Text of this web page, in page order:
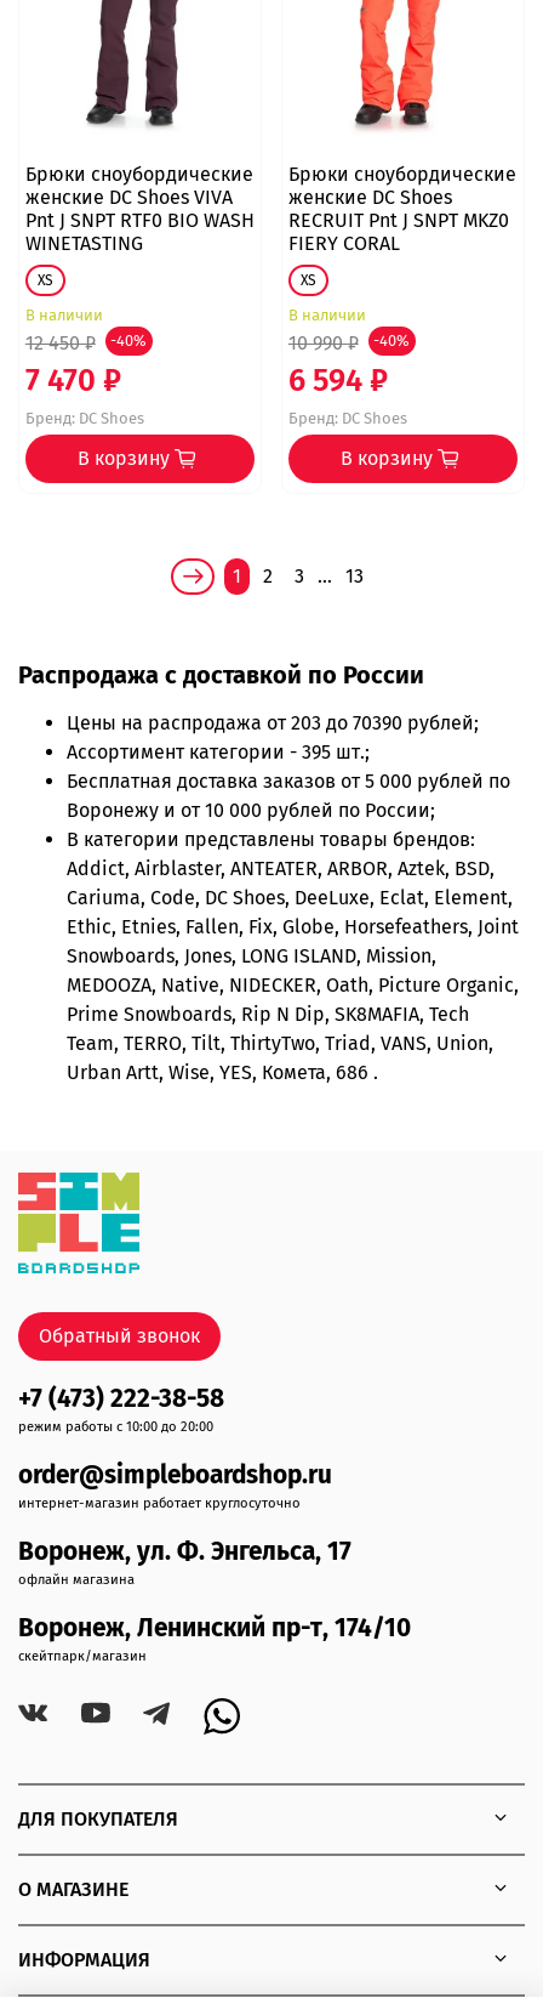
Брюки сноубордические
женские DC Shoes VIVA
Pnt J SNPT RTF0 BIO WASH
WINETASTING
XS
В наличии
12 450 ₽ -40%
7 470 ₽
Бренд:DC Shoes
В корзину
Брюки сноубордические
женские DC Shoes
RECRUIT Pnt J SNPT MKZ0
FIERY CORAL
XS
В наличии
10 990 ₽ -40%
6 594 ₽
Бренд:DC Shoes
В корзину
1 2 3 … 13
Распродажа с доставкой по России
Цены на распродажа от 203 до 70390 рублей;
Ассортимент категории - 395 шт.;
Бесплатная доставка заказов от 5 000 рублей по
Воронежу и от 10 000 рублей по России;
В категории представлены товары брендов:
Addict, Airblaster, ANTEATER, ARBOR, Aztek, BSD,
Cariuma, Code, DC Shoes, DeeLuxe, Eclat, Element,
Ethic, Etnies, Fallen, Fix, Globe, Horsefeathers, Joint
Snowboards, Jones, LONG ISLAND, Mission,
MEDOOZA, Native, NIDECKER, Oath, Picture Organic,
Prime Snowboards, Rip N Dip, SK8MAFIA, Tech
Team, TERRO, Tilt, ThirtyTwo, Triad, VANS, Union,
Urban Artt, Wise, YES, Комета, 686 .
ДЛЯ ПОКУПАТЕЛЯ
О МАГАЗИНЕ
ИНФОРМАЦИЯ
+7 (473) 222-38-58
режим работы с 10:00 до 20:00
order@simpleboardshop.ru
интернет-магазин работает круглосуточно
Воронеж, ул. Ф. Энгельса, 17
офлайн магазина
Воронеж, Ленинский пр-т, 174/10
скейтпарк/магазин
Обратный звонок